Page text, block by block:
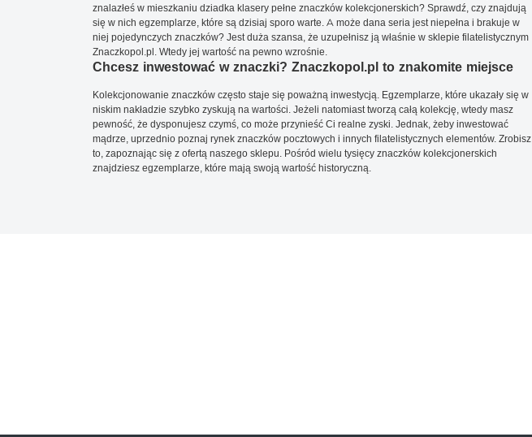
znalazłeś w mieszkaniu dziadka klasery pełne znaczków kolekcjonerskich? Sprawdź, czy znajdują
się w nich egzemplarze, które są dzisiaj sporo warte. A może dana seria jest niepełna i brakuje w
niej pojedynczych znaczków? Jest duża szansa, że uzupełnisz ją właśnie w sklepie filatelistycznym
Znaczkopol.pl. Wtedy jej wartość na pewno wzrośnie.
Chcesz inwestować w znaczki? Znaczkopol.pl to znakomite miejsce
Kolekcjonowanie znaczków często staje się poważną inwestycją. Egzemplarze, które ukazały się w
niskim nakładzie szybko zyskują na wartości. Jeżeli natomiast tworzą całą kolekcję, wtedy masz
pewność, że dysponujesz czymś, co może przynieść Ci realne zyski. Jednak, żeby inwestować
mądrze, uprzednio poznaj rynek znaczków pocztowych i innych filatelistycznych elementów. Zrobisz
to, zapoznając się z ofertą naszego sklepu. Pośród wielu tysięcy znaczków kolekcjonerskich
znajdziesz egzemplarze, które mają swoją wartość historyczną.